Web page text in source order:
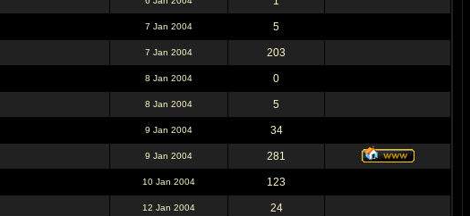
7 Jan 2004 5
7 Jan 2004 203
8 Jan 2004 0
8 Jan 2004 5
9 Jan 2004 34
9 Jan 2004 281
10 Jan 2004 123
12 Jan 2004 24